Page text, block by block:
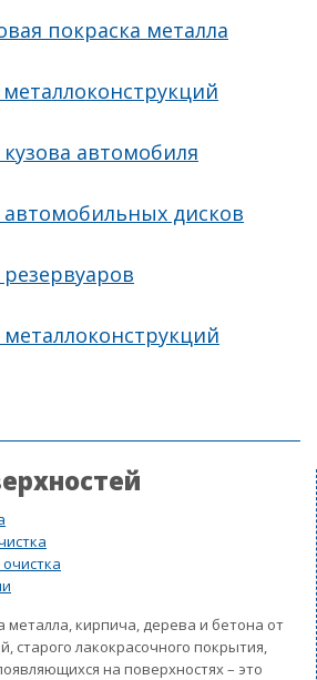
покраска металла
автомобиля
автомобильных дисков
металла, кирпича, дерева и бетона от
старого лакокрасочного покрытия,
на поверхностях – это